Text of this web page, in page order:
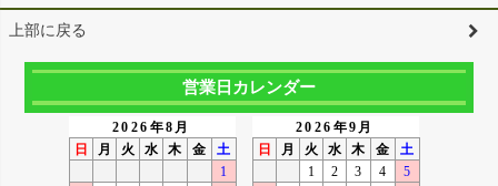
上部に戻る
営業日カレンダー